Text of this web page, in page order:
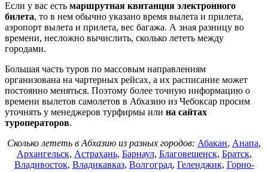
Если у вас есть маршрутная квитанция электронного
билета, то в нем обычно указано время вылета и прилета,
аэропорт вылета и прилета, вес багажа. А зная разницу во
времени, несложно вычислить, сколько лететь между
городами.
Большая часть туров по массовым направлениям
организована на чартерных рейсах, а их расписание может
постоянно меняться. Поэтому более точную информацию о
времени вылетов самолетов в Абхазию из Чебоксар просим
уточнять у менеджеров турфирмы или на сайтах
туроператоров.
Сколько лететь в Абхазию из разных городов: Абакан, Анапа,
Архангельск, Астрахань, Барнаул, Благовещенск, Братск,
Владивосток, Владикавказ, Волгоград, Геленджик, Горно-